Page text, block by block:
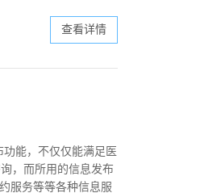
查看详情
能，不仅仅能满足医
，而所用的信息发布
服务等等各种信息服